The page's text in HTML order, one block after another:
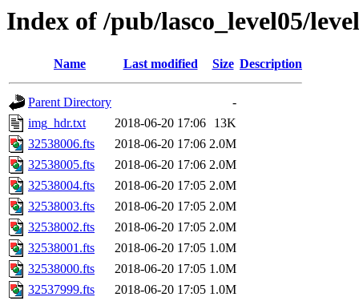
Index of /pub/lasco_level05/
Name Last modified Size Description
Parent Directory
-
img_hdr.txt
2018-06-20 17:06
13K
32538006.fts
2018-06-20 17:06 2.0M
32538005.fts
2018-06-20 17:06 2.0M
32538004.fts
2018-06-20 17:05 2.0M
32538003.fts
2018-06-20 17:05 2.0M
32538002.fts
2018-06-20 17:05 2.0M
32538001.fts
2018-06-20 17:05 1.0M
32538000.fts
2018-06-20 17:05 1.0M
32537999.fts
2018-06-20 17:05 1.0M